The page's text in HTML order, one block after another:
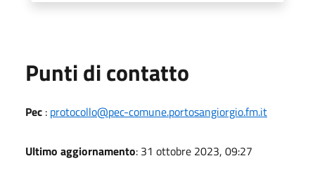
Punti di contatto
Pec : protocollo@pec-comune.portosangiorgio.fm.it
Ultimo aggiornamento: 31 ottobre 2023, 09:27